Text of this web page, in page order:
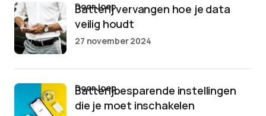
Batterij vervangen hoe je data
veilig houdt
door Joep
27 november 2024
Batterijbesparende instellingen
die je moet inschakelen
door Joep